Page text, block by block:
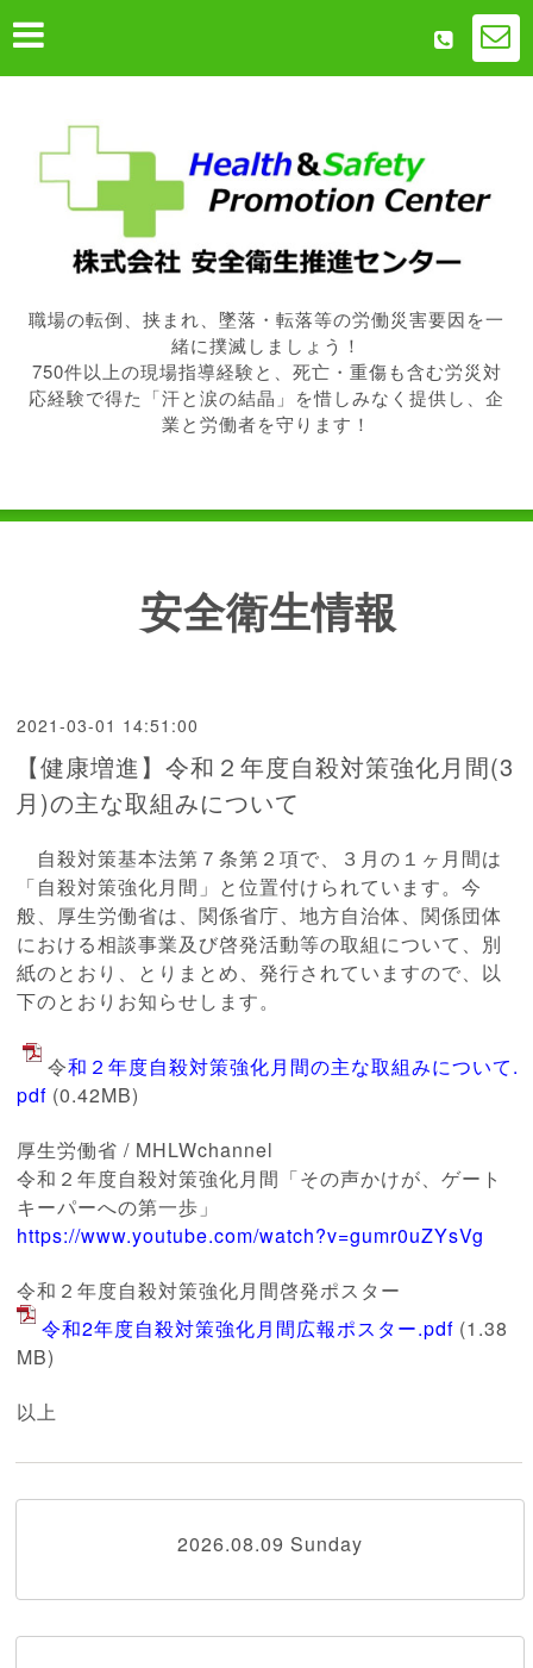
職場の転倒、挟まれ、墜落・転落等の労働災害要因を一
緒に撲滅しましょう！
750件以上の現場指導経験と、死亡・重傷も含む労災対
応経験で得た「汗と涙の結晶」を惜しみなく提供し、企
業と労働者を守ります！
安全衛生情報
2021-03-01 14:51:00
【健康増進】令和２年度自殺対策強化月間(3
月)の主な取組みについて
自殺対策基本法第７条第２項で、３月の１ヶ月間は
「自殺対策強化月間」と位置付けられています。今
般、厚生労働省は、関係省庁、地方自治体、関係団体
における相談事業及び啓発活動等の取組について、別
紙のとおり、とりまとめ、発行されていますので、以
下のとおりお知らせします。
令和２年度自殺対策強化月間の主な取組みについて.
pdf (0.42MB)
厚生労働省 / MHLWchannel
令和２年度自殺対策強化月間「その声かけが、ゲート
キーパーへの第一歩」
https://www.youtube.com/watch?v=gumr0uZYsVg
令和２年度自殺対策強化月間啓発ポスター
令和2年度自殺対策強化月間広報ポスター.pdf (1.38
MB)
以上
2026.08.09 Sunday